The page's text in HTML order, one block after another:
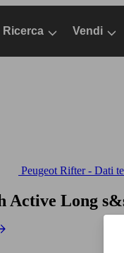
Ricerca Vendi
Peugeot Rifter - Dati
Active Long